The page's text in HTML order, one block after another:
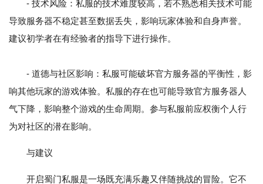
- 技术风险：私服的技术难度较高，若不熟悉相关技术可能
导致服务器不稳定甚至数据丢失，影响玩家体验和自身声誉。
建议初学者在有经验者的指导下进行操作。
- 道德与社区影响：私服可能破坏官方服务器的平衡性，影
响其他玩家的游戏体验。私服的存在也可能导致官方服务器人
气下降，影响整个游戏的生命周期。参与私服前应权衡个人行
为对社区的潜在影响。
与建议
开启蜀门私服是一场既充满乐趣又伴随挑战的冒险。它不